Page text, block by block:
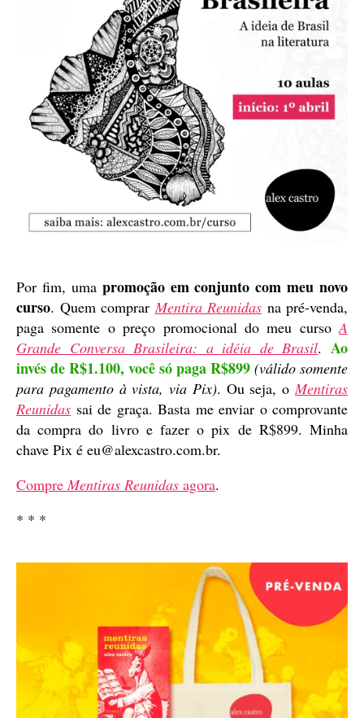
Por fim, uma promoção em conjunto com meu novo
curso. Quem comprar Mentira Reunidas na pré-venda,
paga somente o preço promocional do meu curso A
Grande Conversa Brasileira: a idéia de Brasil. Ao
invés de R$1.100, você só paga R$899 (válido somente
para pagamento à vista, via Pix). Ou seja, o Mentiras
Reunidas sai de graça. Basta me enviar o comprovante
da compra do livro e fazer o pix de R$899. Minha
chave Pix é eu@alexcastro.com.br.
Compre Mentiras Reunidas agora.
* * *